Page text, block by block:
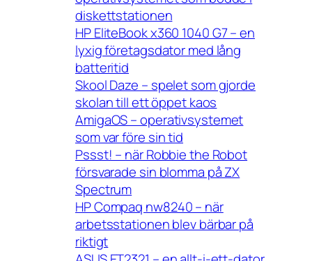
diskettstationen
HP EliteBook x360 1040 G7 – en
lyxig företagsdator med lång
batteritid
Skool Daze – spelet som gjorde
skolan till ett öppet kaos
AmigaOS – operativsystemet
som var före sin tid
Pssst! – när Robbie the Robot
försvarade sin blomma på ZX
Spectrum
HP Compaq nw8240 – när
arbetsstationen blev bärbar på
riktigt